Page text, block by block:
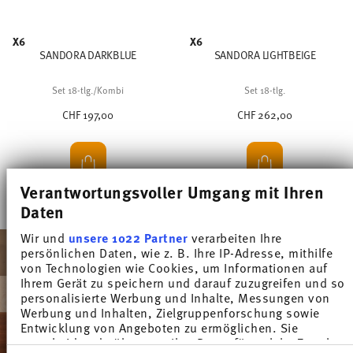
Verantwortungsvoller Umgang mit Ihren
Daten
Wir und unsere 1022 Partnerverarbeiten Ihre
persönlichen Daten, wie z. B. Ihre IP-Adresse, mithilfe
von Technologien wie Cookies, um Informationen auf
Ihrem Gerät zu speichern und darauf zuzugreifen und so
personalisierte Werbung und Inhalte, Messungen von
Werbung und Inhalten, Zielgruppenforschung sowie
Entwicklung von Angeboten zu ermöglichen. Sie
entscheiden darüber, wer Ihre Daten für welche Zwecke
X6
SANDORA DARKBLUE
Set 18-tlg./Kombi
CHF 197,00
X6
SANDORA LIGHTBEIGE
Set 18-tlg.
CHF 262,00